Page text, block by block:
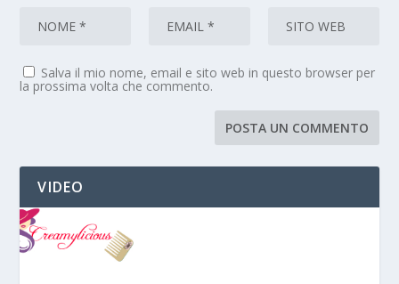
Salva il mio nome, email e sito web in questo browser per
la prossima volta che commento.
VIDEO